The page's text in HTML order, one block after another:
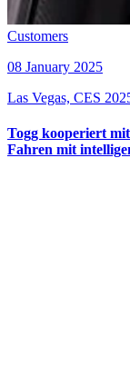
Customers
08 January 2025
Las Vegas, CES
Togg kooperiert
Fahren mit